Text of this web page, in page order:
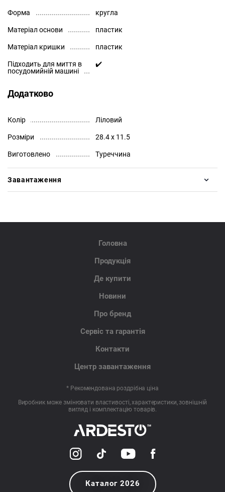
Форма кругла
Матеріал основи пластик
Матеріал кришки пластик
Підходить для миття в
посудомийній машині
✔️
Додатково
Колір Ліловий
Розміри 28.4 х 11.5
Виготовлено Туреччина
Завантаження
Головна
Продукція
Де купити
Новини
Про бренд
Сервіс та гарантія
Контакти
Центр завантаження
* Рекомендована роздрібна ціна
Виробник може змінювати властивості, характеристики, зовнішній
вигляд і комплектацію товарів.
Каталог 2026